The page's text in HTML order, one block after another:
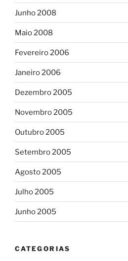
Junho 2008
Maio 2008
Fevereiro 2006
Janeiro 2006
Dezembro 2005
Novembro 2005
Outubro 2005
Setembro 2005
Agosto 2005
Julho 2005
Junho 2005
CATEGORIAS